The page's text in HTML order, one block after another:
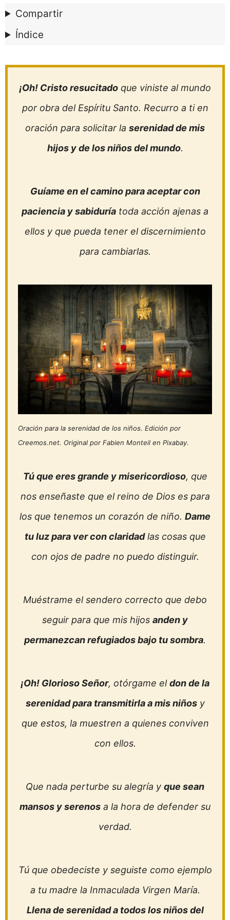
Compartir
Índice
¡Oh! Cristo resucitado que viniste al mundo
por obra del Espíritu Santo. Recurro a ti en
oración para solicitar la serenidad de mis
hijos y de los niños del mundo.
Guíame en el camino para aceptar con
paciencia y sabiduría toda acción ajenas a
ellos y que pueda tener el discernimiento
para cambiarlas.
Oración para la serenidad de los niños. Edición por
Creemos.net. Original por Fabien Monteil en Pixabay.
Tú que eres grande y misericordioso, que
nos enseñaste que el reino de Dios es para
los que tenemos un corazón de niño. Dame
tu luz para ver con claridadlas cosas que
con ojos de padre no puedo distinguir.
Muéstrame el sendero correcto que debo
seguir para que mis hijos anden y
permanezcan refugiados bajo tu sombra.
¡Oh! Glorioso Señor, otórgame eldon de la
serenidad para transmitirla a mis niñosy
que estos, la muestren a quienes conviven
con ellos.
Que nada perturbe su alegría y que sean
mansos y serenos a la hora de defender su
verdad.
Tú que obedeciste y seguiste como ejemplo
a tu madre la Inmaculada Virgen María.
Llena de serenidad a todos los niños del